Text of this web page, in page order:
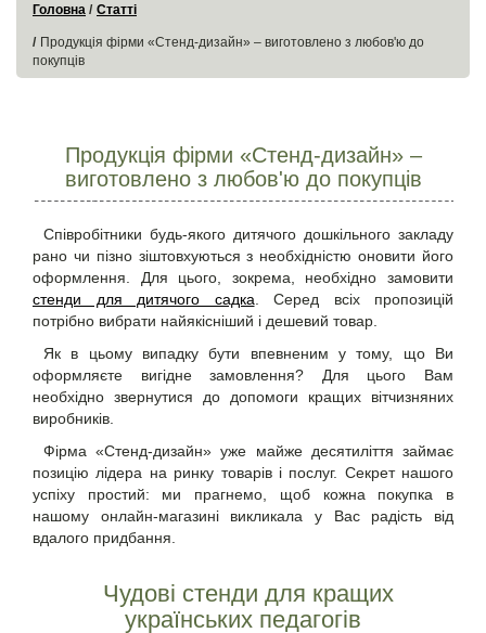
Головна Статті
Продукція фірми «Стенд-дизайн» – виготовлено з любов'ю до
покупців
Продукція фірми «Стенд-дизайн» –
виготовлено з любов'ю до покупців
Співробітники будь-якого дитячого дошкільного закладу
рано чи пізно зіштовхуються з необхідністю оновити його
оформлення. Для цього, зокрема, необхідно замовити
стенди для дитячого садка . Серед всіх пропозицій
потрібно вибрати найякісніший і дешевий товар.
Як в цьому випадку бути впевненим у тому, що Ви
оформляєте вигідне замовлення? Для цього Вам
необхідно звернутися до допомоги кращих вітчизняних
виробників.
Фірма «Стенд-дизайн» уже майже десятиліття займає
позицію лідера на ринку товарів і послуг. Секрет нашого
успіху простий: ми прагнемо, щоб кожна покупка в
нашому онлайн-магазині викликала у Вас радість від
вдалого придбання.
Чудові стенди для кращих
українських педагогів